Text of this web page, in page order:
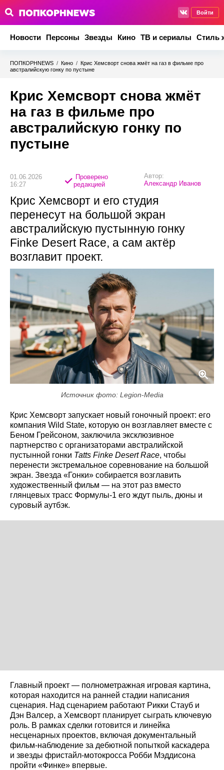
Войти
Новости Персоны Звезды Кино ТВ и сериалы Стиль
ПОПКОРНNEWS / Кино / Крис Хемсворт снова жмёт на газ в фильме про
австралийскую гонку по пустыне
Крис Хемсворт снова жмёт
на газ в фильме про
австралийскую гонку по
пустыне
01.06.2026
16:27
Проверено
редакцией
Автор:
Александр Иванов
Крис Хемсворт и его студия
перенесут на большой экран
австралийскую пустынную гонку
Finke Desert Race, а сам актёр
возглавит проект.
Источник фото: Legion-Media
Крис Хемсворт запускает новый гоночный проект: его
компания Wild State, которую он возглавляет вместе с
Беном Грейсоном, заключила эксклюзивное
партнерство с организаторами австралийской
пустынной гонки Tatts Finke Desert Race, чтобы
перенести экстремальное соревнование на большой
экран. Звезда «Гонки» собирается возглавить
художественный фильм — на этот раз вместо
глянцевых трасс Формулы‑1 его ждут пыль, дюны и
суровый аутбэк.
Главный проект — полнометражная игровая картина,
которая находится на ранней стадии написания
сценария. Над сценарием работают Рикки Стауб и
Дэн Валсер, а Хемсворт планирует сыграть ключевую
роль. В рамках сделки готовится и линейка
несценарных проектов, включая документальный
фильм-наблюдение за дебютной попыткой каскадера
и звезды фристайл‑мотокросса Робби Мэддисона
пройти «Финке» впервые.